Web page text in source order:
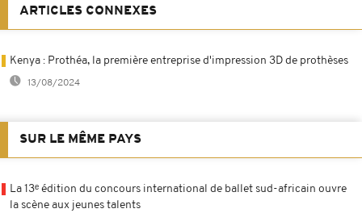
ARTICLES CONNEXES
Kenya : Prothéa, la première entreprise d'impression 3D de prothèses
13/08/2024
SUR LE MÊME PAYS
La 13ᵉ édition du concours international de ballet sud-africain ouvre
la scène aux jeunes talents